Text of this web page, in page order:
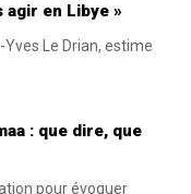
agir en Libye »
Le Drian, estime
: que dire, que
pour évoquer